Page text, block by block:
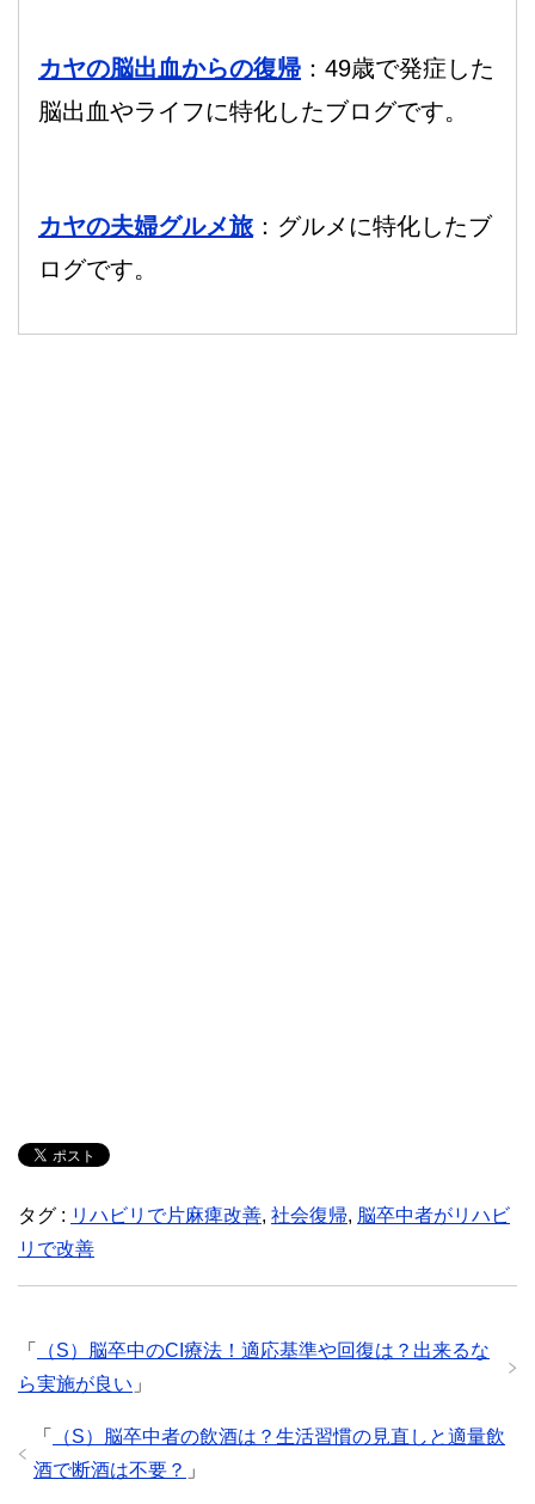
カヤの脳出血からの復帰 ：49歳で発症した
脳出血やライフに特化したブログです。
カヤの夫婦グルメ旅 ：グルメに特化したブ
ログです。
タグ : リハビリで片麻痺改善, 社会復帰, 脳卒中者がリハビ
リで改善
「
（S）脳卒中のCI療法！適応基準や回復は？出来るな
ら実施が良い 」
「
（S）脳卒中者の飲酒は？生活習慣の見直しと適量飲
酒で断酒は不要？ 」